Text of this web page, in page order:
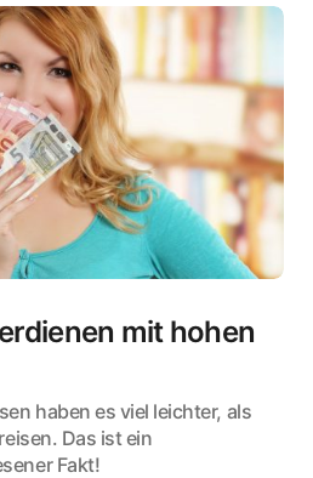
mit hohen
haben es viel leichter, als
Das ist ein
Fakt!